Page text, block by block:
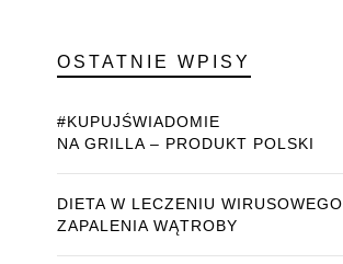
OSTATNIE WPISY
#KUPUJŚWIADOMIE
NA GRILLA – PRODUKT POLSKI
DIETA W LECZENIU WIRUSOWEGO
ZAPALENIA WĄTROBY